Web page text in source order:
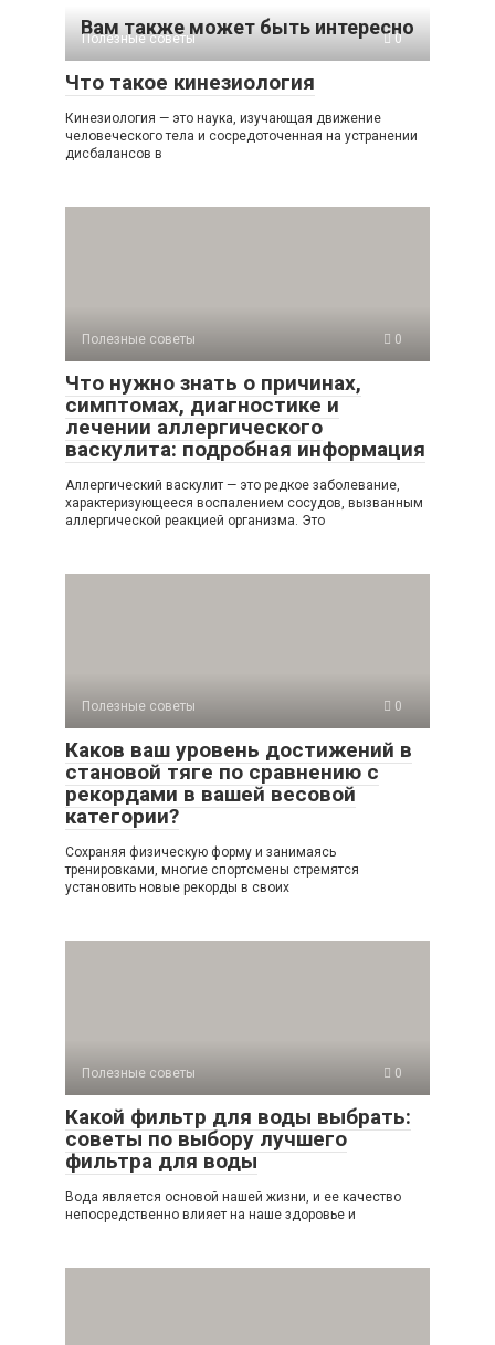
Вам также может быть интересно
Полезные советы 0
Что такое кинезиология
Кинезиология — это наука, изучающая движение
человеческого тела и сосредоточенная на устранении
дисбалансов в
Полезные советы 0
Что нужно знать о причинах,
симптомах, диагностике и
лечении аллергического
васкулита: подробная информация
Аллергический васкулит — это редкое заболевание,
характеризующееся воспалением сосудов, вызванным
аллергической реакцией организма. Это
Полезные советы 0
Каков ваш уровень достижений в
становой тяге по сравнению с
рекордами в вашей весовой
категории?
Сохраняя физическую форму и занимаясь
тренировками, многие спортсмены стремятся
установить новые рекорды в своих
Полезные советы 0
Какой фильтр для воды выбрать:
советы по выбору лучшего
фильтра для воды
Вода является основой нашей жизни, и ее качество
непосредственно влияет на наше здоровье и